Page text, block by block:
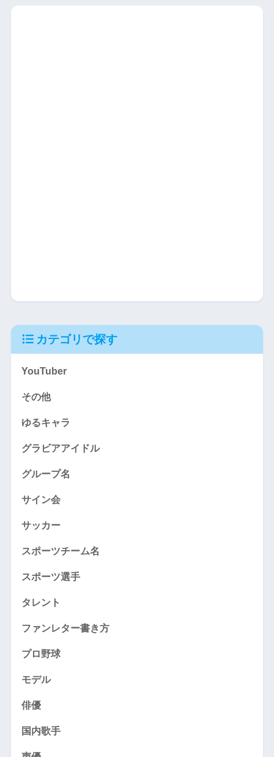
カテゴリで探す
YouTuber
その他
ゆるキャラ
グラビアアイドル
グループ名
サイン会
サッカー
スポーツチーム名
スポーツ選手
タレント
ファンレター書き方
プロ野球
モデル
俳優
国内歌手